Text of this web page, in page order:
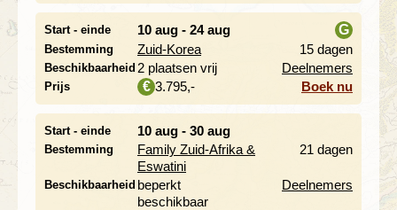
Start - einde 10 aug - 24 aug
Bestemming Zuid-Korea
G
15 dagen
Beschikbaarheid 2 plaatsen vrij Deelnemers
Prijs € 3.795,- Boek nu
Start - einde 10 aug - 30 aug
Bestemming
Family Zuid-Afrika &
Eswatini
21 dagen
Beschikbaarheid beperkt
beschikbaar
Deelnemers